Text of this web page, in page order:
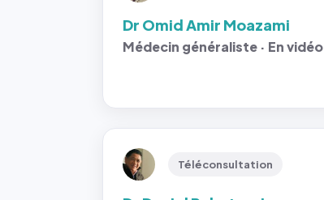
Dr Omid Amir Moazami
Médecin généraliste · En vidéo
Téléconsultation